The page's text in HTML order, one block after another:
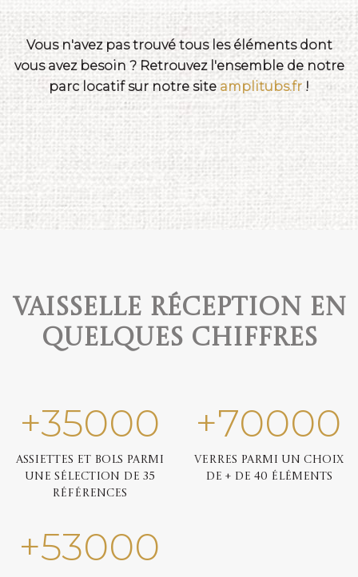
Vous n'avez pas trouvé tous les éléments dont
vous avez besoin ? Retrouvez l'ensemble de notre
parc locatif sur notre site amplitubs.fr !
Vaisselle réception en
quelques chiffres
+35000
Assiettes et bols parmi
une sélection de 35
références
+70000
Verres parmi un choix
de + de 40 éléments
+53000